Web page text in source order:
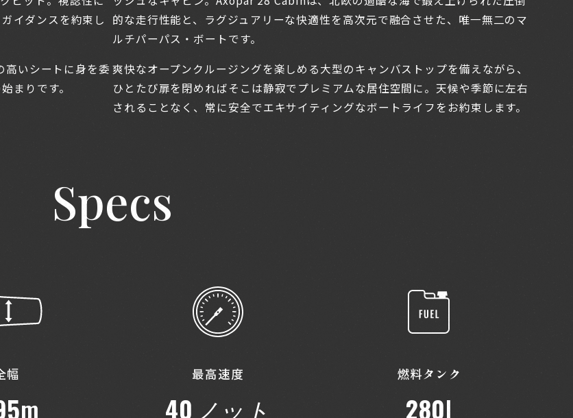
イダンスを約束し
いシートに身を委
まりです。
的な走行性能と、ラグジュアリーな快適性を高次元で融合させた、唯一無二のマ
ルチパーパス・ボートです。
爽快なオープンクルージングを楽しめる大型のキャンバストップを備えながら、
ひとたび扉を閉めればそこは静寂でプレミアムな居住空間に。天候や季節に左右
されることなく、常に安全でエキサイティングなボートライフをお約束します。
Specs
幅
m
最高速度
40 ノット
燃料タンク
280l